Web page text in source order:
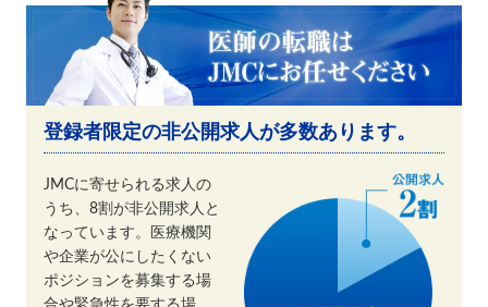
登録者限定の非公開求人が多数あります。
JMCに寄せられる求人の
うち、8割が非公開求人と
なっています。医療機関
や企業が公にしたくない
ポジションを募集する場